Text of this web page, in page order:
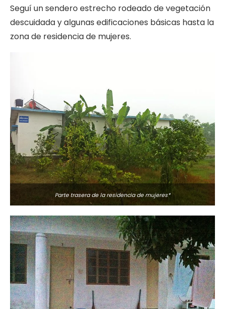
Seguí un sendero estrecho rodeado de vegetación
descuidada y algunas edificaciones básicas hasta la
zona de residencia de mujeres.
Parte trasera de la residencia de mujeres*